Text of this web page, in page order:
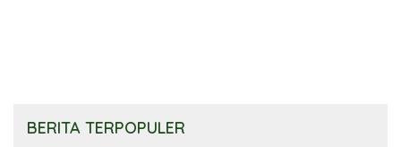
BERITA TERPOPULER